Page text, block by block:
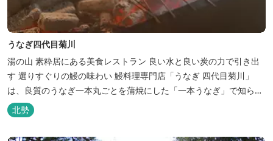
うなぎ四代目菊川
湯の山 素粋居にある美食レストラン 良い水と良い炭の力で引き出
す 選りすぐりの鰻の味わい 鰻料理専門店「うなぎ 四代目菊川」
は、良質のうなぎ一本丸ごとを蒲焼にした「一本うなぎ」で知られ
ます。大きさも太さも極上の鰻を厳選し、皮をパリッと焼き上げて
も身質がフワッとやわらかい、贅沢な食感を実現。 鮮度抜群の鰻を
毎日捌き、良質の炭で焼き立てを供します。素材から炭まで、鰻の
北勢